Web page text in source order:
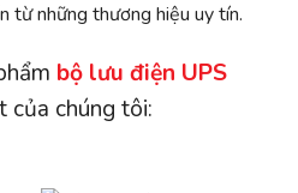
từ những thương hiệu uy tín.
bộ lưu điện UPS
của chúng tôi: